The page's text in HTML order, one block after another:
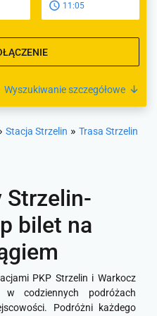
11:05
Wyszukiwanie szczegółowe
Stacja Strzelin » Trasa Strzelin
Strzelin-
bilet na
PKP Strzelin i Warkocz
codziennych podróżach
Podróżni każdego